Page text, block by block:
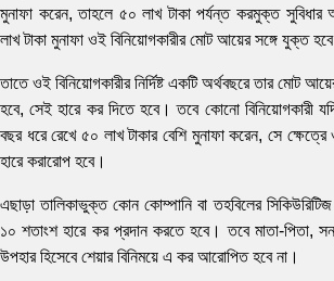
মুনাফা করেন, তাহলে ৫০ লাখ টাকা পর্যন্ত করমুক্ত
লাখ টাকা মুনাফা ওই বিনিয়োগকারীর মোট আয়ের সঙ্গে যুক্ত
তাতে ওই বিনিয়োগকারীর নির্দিষ্ট একটি অর্থবছরে তার মোট
হবে, সেই হারে কর দিতে হবে। তবে কোনো বিনিয়োগকারী
বছর ধরে রেখে ৫০ লাখ টাকার বেশি মুনাফা করেন, সে
হারে করারোপ হবে।
এছাড়া তালিকাভুক্ত কোন কোম্পানি বা তহবিলের
১০ শতাংশ হারে কর প্রদান করতে হবে। তবে মাতা-পিতা,
উপহার হিসেবে শেয়ার বিনিময়ে এ কর আরোপিত হবে না।